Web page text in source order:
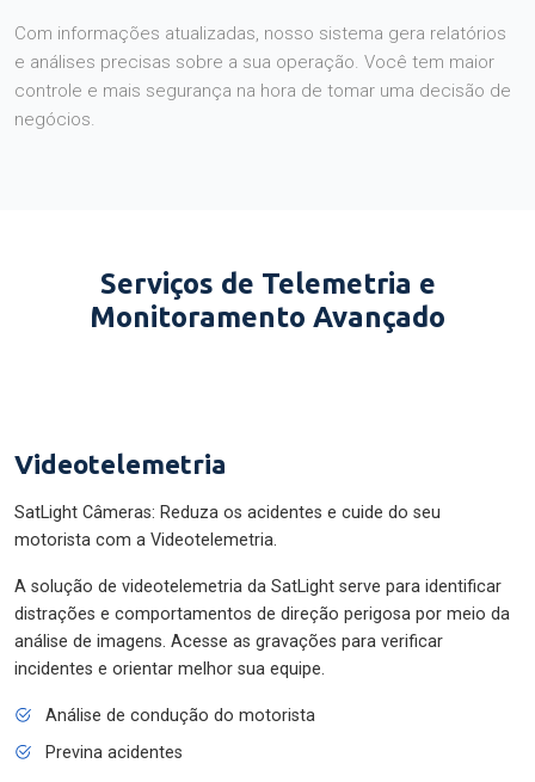
Com informações atualizadas, nosso sistema gera relatórios
e análises precisas sobre a sua operação. Você tem maior
controle e mais segurança na hora de tomar uma decisão de
negócios.
Serviços de Telemetria e
Monitoramento Avançado
Videotelemetria
SatLight Câmeras: Reduza os acidentes e cuide do seu
motorista com a Videotelemetria.
A solução de videotelemetria da SatLight serve para identificar
distrações e comportamentos de direção perigosa por meio da
análise de imagens. Acesse as gravações para verificar
incidentes e orientar melhor sua equipe.
Análise de condução do motorista
Previna acidentes